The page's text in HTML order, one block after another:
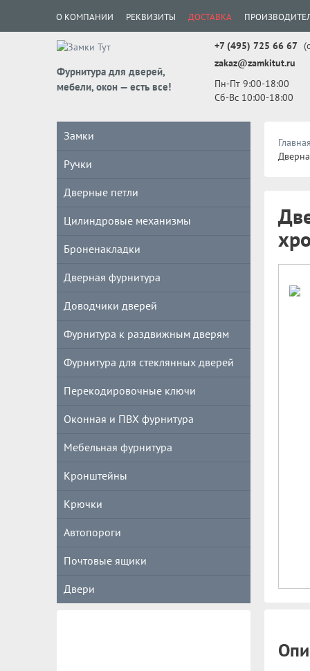
О КОМПАНИИ РЕКВИЗИТЫ ДОСТАВКА
Фурнитура для дверей,
мебели, окон — есть все!
+7 (495) 725 66 67
zakaz@zamkitut.ru
Пн-Пт 9:00-18:00
Сб-Вс 10:00-18:00
Замки
Ручки
Дверные петли
Цилиндровые механизмы
Броненакладки
Дверная фурнитура
Доводчики дверей
Фурнитура к раздвижным дверям
Фурнитура для стеклянных дверей
Перекодировочные ключи
Оконная и ПВХ фурнитура
Мебельная фурнитура
Кронштейны
Крючки
Автопороги
Почтовые ящики
Двери